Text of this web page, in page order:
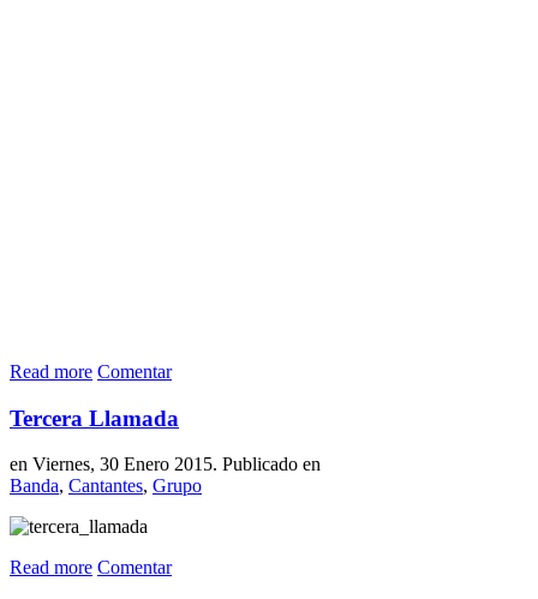
Read more Comentar
Tercera Llamada
en Viernes, 30 Enero 2015. Publicado en
Banda, Cantantes, Grupo
Read more Comentar